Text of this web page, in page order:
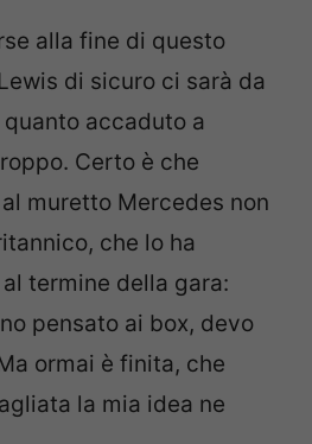
alla fine di questo
di sicuro ci sarà da
accaduto a
Certo è che
muretto Mercedes non
che lo ha
termine della gara:
pensato ai box, devo
ormai è finita, che
la mia idea ne